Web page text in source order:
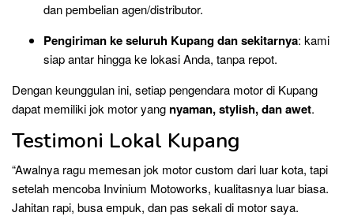
dan pembelian agen/distributor.
Pengiriman ke seluruh Kupang dan sekitarnya: kami
siap antar hingga ke lokasi Anda, tanpa repot.
Dengan keunggulan ini, setiap pengendara motor di Kupang
dapat memiliki jok motor yang nyaman, stylish, dan awet.
Testimoni Lokal Kupang
“Awalnya ragu memesan jok motor custom dari luar kota, tapi
setelah mencoba Invinium Motoworks, kualitasnya luar biasa.
Jahitan rapi, busa empuk, dan pas sekali di motor saya.